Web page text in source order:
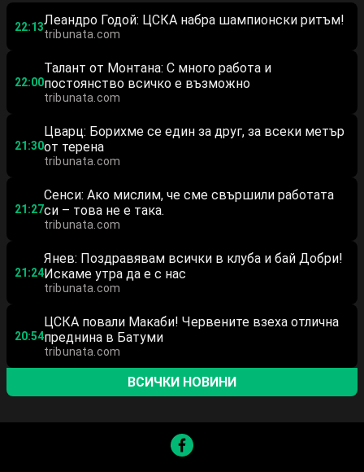
22:13Леандро Годой: ЦСКА набра шампионски ритъм!
tribunata.com
22:00
Талант от Монтана: С много работа и
постоянство всичко е възможно
tribunata.com
21:30
Цварц: Борихме се един за друг, за всеки метър
от терена
tribunata.com
21:27
Сенси: Ако мислим, че сме свършили работата
си – това не е така.
tribunata.com
21:24
Янев: Поздравявам всички в клуба и бай Добри!
Искаме утра да е с нас
tribunata.com
20:54
ЦСКА повали Макаби! Червените взеха отлична
преднина в Батуми
tribunata.com
ВСИЧКИ НОВИНИ